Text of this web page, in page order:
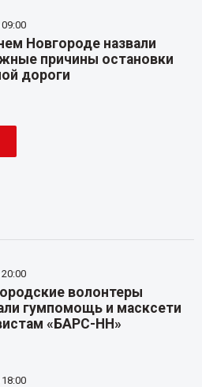
Новгороде назвали
причины остановки
дороги
волонтеры
гумпомощь и масксети
«БАРС-НН»